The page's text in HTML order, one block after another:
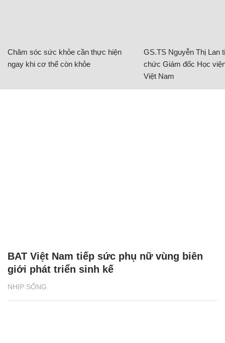
Chăm sóc sức khỏe cần thực hiện
ngay khi cơ thể còn khỏe
GS.TS Nguyễn Thị Lan
chức Giám đốc Học
Việt Nam
NHỊP SỐNG
BAT Việt Nam tiếp sức phụ nữ vùng biên
giới phát triển sinh kế